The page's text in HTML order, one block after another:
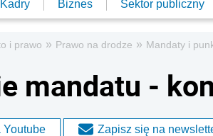
Kadry Biznes Sektor publiczny
i prawo » Prawo na drodze » Mandaty i
mandatu -
Youtube Zapisz się na